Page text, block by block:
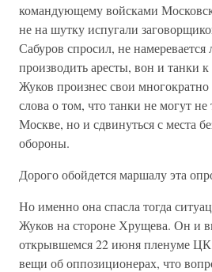
командующему войсками
не на шутку испугали
Сабуров спросил, не
производить аресты, вон и танки
Жуков произнес свои
слова о том, что танки не могут
Москве, но и сдвинуться с места
обороны.
Дорого обойдется маршалу эта
Но именно она спасла тогда
Жуков на стороне Хрущева. Он и
открывшемся 22 июня пленуме ЦК,
вещи об оппозиционерах, что